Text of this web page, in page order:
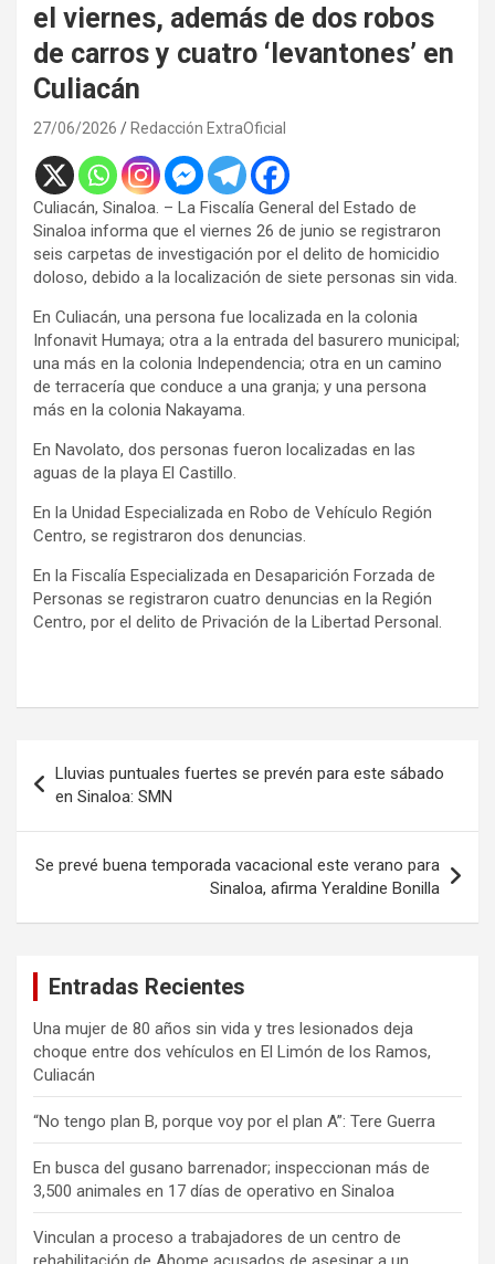
el viernes, además de dos robos
de carros y cuatro ‘levantones’ en
Culiacán
27/06/2026 Redacción ExtraOficial
Culiacán, Sinaloa. – La Fiscalía General del Estado de
Sinaloa informa que el viernes 26 de junio se registraron
seis carpetas de investigación por el delito de homicidio
doloso, debido a la localización de siete personas sin vida.
En Culiacán, una persona fue localizada en la colonia
Infonavit Humaya; otra a la entrada del basurero municipal;
una más en la colonia Independencia; otra en un camino
de terracería que conduce a una granja; y una persona
más en la colonia Nakayama.
En Navolato, dos personas fueron localizadas en las
aguas de la playa El Castillo.
En la Unidad Especializada en Robo de Vehículo Región
Centro, se registraron dos denuncias.
En la Fiscalía Especializada en Desaparición Forzada de
Personas se registraron cuatro denuncias en la Región
Centro, por el delito de Privación de la Libertad Personal.
de
entradas
Lluvias puntuales fuertes se prevén para este sábado
en Sinaloa: SMN
Se prevé buena temporada vacacional este verano para
Sinaloa, afirma Yeraldine Bonilla
Entradas Recientes
Una mujer de 80 años sin vida y tres lesionados deja
choque entre dos vehículos en El Limón de los Ramos,
Culiacán
“No tengo plan B, porque voy por el plan A”: Tere Guerra
En busca del gusano barrenador; inspeccionan más de
3,500 animales en 17 días de operativo en Sinaloa
Vinculan a proceso a trabajadores de un centro de